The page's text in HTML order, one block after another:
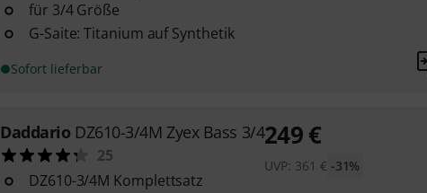
für 3/4 Größe
G-Saite: Titanium auf Synthetik
Sofort lieferbar
Daddario DZ610-3/4M Zyex Bass 3/4
25
DZ610-3/4M Komplettsatz
249 €
UVP: 361 € -31%